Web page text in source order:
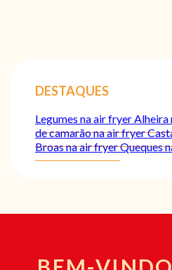
DESTAQUES
Legumes na air fryer Alheira
de camarão na air fryer
Broas na air fryerQueques